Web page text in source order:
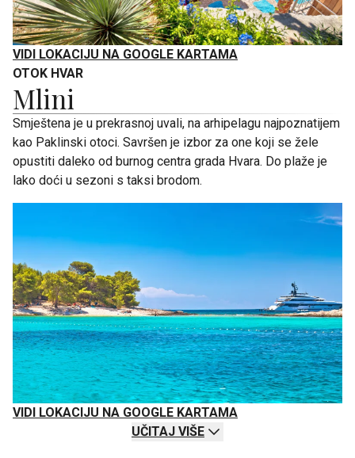
VIDI LOKACIJU NA GOOGLE KARTAMA
OTOK HVAR
Mlini
Smještena je u prekrasnoj uvali, na arhipelagu najpoznatijem
kao Paklinski otoci. Savršen je izbor za one koji se žele
opustiti daleko od burnog centra grada Hvara. Do plaže je
lako doći u sezoni s taksi brodom.
VIDI LOKACIJU NA GOOGLE KARTAMA
UČITAJ VIŠE